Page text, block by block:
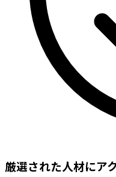
厳選された人材にア